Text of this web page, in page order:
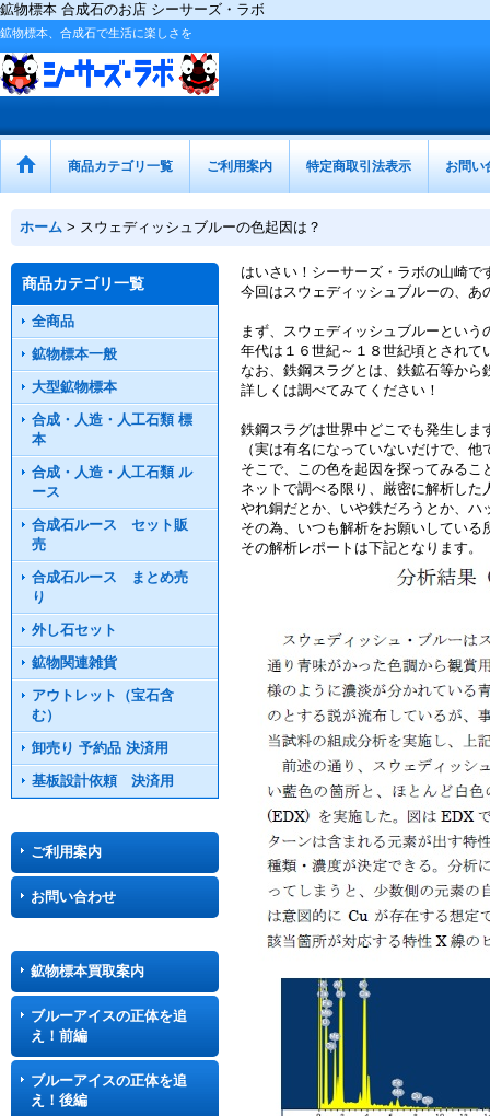
鉱物標本 合成石のお店 シーサーズ・ラボ
鉱物標本、合成石で生活に楽しさを
商品カテゴリ一覧 ご利用案内 特定商取引法表示 お問い
ホーム > スウェディッシュブルーの色起因は？
商品カテゴリ一覧
全商品
鉱物標本一般
大型鉱物標本
合成・人造・人工石類 標
本
合成・人造・人工石類 ル
ース
合成石ルース セット販
売
合成石ルース まとめ売
り
外し石セット
鉱物関連雑貨
アウトレット（宝石含
む）
卸売り 予約品 決済用
基板設計依頼 決済用
ご利用案内
お問い合わせ
鉱物標本買取案内
ブルーアイスの正体を追
え！前編
ブルーアイスの正体を追
え！後編
はいさい！シーサーズ・ラボの山崎で
今回はスウェディッシュブルーの、
まず、スウェディッシュブルーとい
年代は１６世紀～１８世紀頃とされ
なお、鉄鋼スラグとは、鉄鉱石等か
詳しくは調べてみてください！
鉄鋼スラグは世界中どこでも発生し
（実は有名になっていないだけで、
そこで、この色を起因を探ってみるこ
ネットで調べる限り、厳密に解析した
やれ銅だとか、いや鉄だろうとか、ハ
その為、いつも解析をお願いしてい
その解析レポートは下記となります。